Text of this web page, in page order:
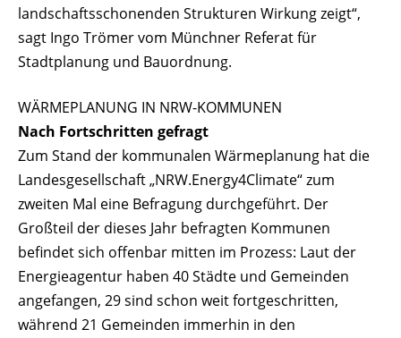
landschaftsschonenden Strukturen Wirkung zeigt“,
sagt Ingo Trömer vom Münchner Referat für
Stadtplanung und Bauordnung.
WÄRMEPLANUNG IN NRW-KOMMUNEN
Nach Fortschritten gefragt
Zum Stand der kommunalen Wärmeplanung hat die
Landesgesellschaft „NRW.Energy4Climate“ zum
zweiten Mal eine Befragung durchgeführt. Der
Großteil der dieses Jahr befragten Kommunen
befindet sich offenbar mitten im Prozess: Laut der
Energieagentur haben 40 Städte und Gemeinden
angefangen, 29 sind schon weit fortgeschritten,
während 21 Gemeinden immerhin in den